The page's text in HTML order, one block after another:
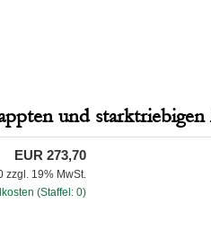
und
EUR 273,70
zzgl. 19% MwSt.
(Staffel: 0)